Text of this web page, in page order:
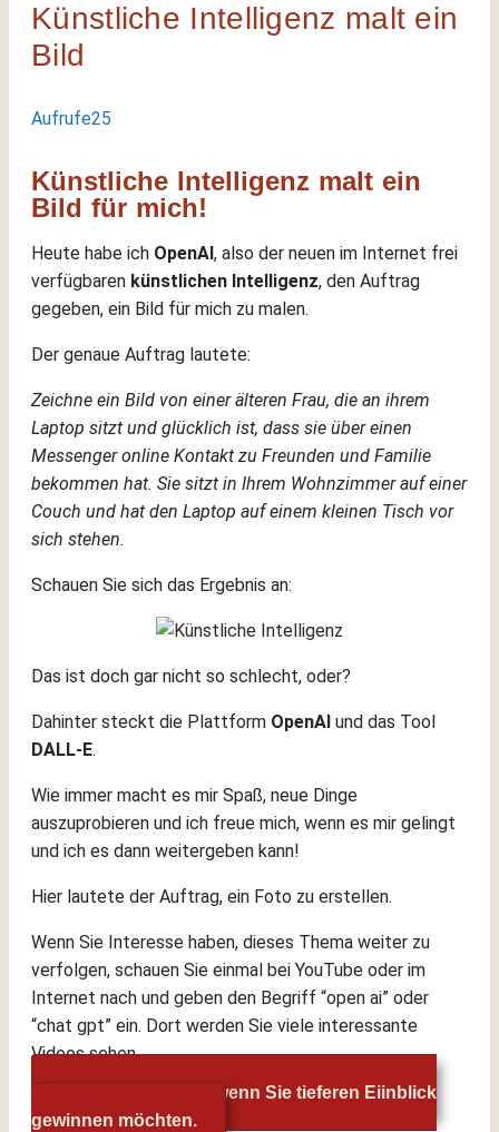
Künstliche Intelligenz malt ein
Bild
Aufrufe25
Künstliche Intelligenz malt ein
Bild für mich!
Heute habe ich OpenAI , also der neuen im Internet frei
verfügbaren künstlichen Intelligenz, den Auftrag
gegeben, ein Bild für mich zu malen.
Der genaue Auftrag lautete:
Zeichne ein Bild von einer älteren Frau, die an ihrem
Laptop sitzt und glücklich ist, dass sie über einen
Messenger online Kontakt zu Freunden und Familie
bekommen hat. Sie sitzt in Ihrem Wohnzimmer auf einer
Couch und hat den Laptop auf einem kleinen Tisch vor
sich stehen.
Schauen Sie sich das Ergebnis an:
Das ist doch gar nicht so schlecht, oder?
Dahinter steckt die Plattform OpenAI und das Tool
DALL-E.
Wie immer macht es mir Spaß, neue Dinge
auszuprobieren und ich freue mich, wenn es mir gelingt
und ich es dann weitergeben kann!
Hier lautete der Auftrag, ein Foto zu erstellen.
Wenn Sie Interesse haben, dieses Thema weiter zu
verfolgen, schauen Sie einmal bei YouTube oder im
Internet nach und geben den Begriff “open ai” oder
“chat gpt” ein. Dort werden Sie viele interessante
Videos sehen.
Sehr gutes Video, wenn Sie tieferen Eiinblick
gewinnen möchten.